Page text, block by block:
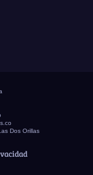
Dos Orillas